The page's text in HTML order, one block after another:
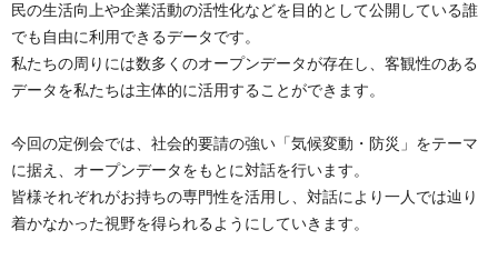
民の生活向上や企業活動の活性化などを目的として公開している誰
でも自由に利用できるデータです。
私たちの周りには数多くのオープンデータが存在し、客観性のある
データを私たちは主体的に活用することができます。
今回の定例会では、社会的要請の強い「気候変動・防災」をテーマ
に据え、オープンデータをもとに対話を行います。
皆様それぞれがお持ちの専門性を活用し、対話により一人では辿り
着かなかった視野を得られるようにしていきます。